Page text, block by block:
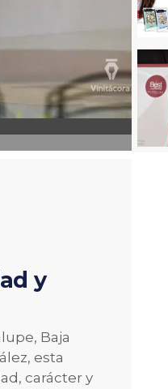
y
Baja
esta
carácter y